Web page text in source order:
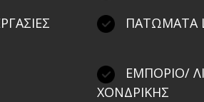
ΠΑΤΩΜΑΤΑ
ΕΜΠΟΡΙΟ/
ΧΟΝΔΡΙΚΗΣ